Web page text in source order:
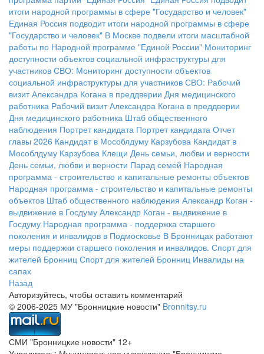
итоги народной программы в сфере "Государство и человек"
Единая Россия подводит итоги народной программы в сфере
"Государство и человек" В Москве подвели итоги масштабной
работы по Народной программе "Единой России" Мониторинг
доступности объектов социальной инфраструктуры для
участников СВО: Мониторинг доступности объектов
социальной инфраструктуры для участников СВО: Рабочий
визит Александра Когана в преддверии Дня медицинского
работника Рабочий визит Александра Когана в преддверии
Дня медицинского работника Штаб общественного
наблюдения Портрет кандидата Портрет кандидата Отчет
главы 2026 Кандидат в Мособлдуму Карзубова Кандидат в
Мособлдуму Карзубова Клещи День семьи, любви и верности
День семьи, любви и верности Парад семей Народная
программа - строительство и капитальные ремонты объектов
Народная программа - строительство и капитальные ремонты
объектов Штаб общественного наблюдения Александр Коган -
выдвижение в Госдуму Александр Коган - выдвижение в
Госдуму Народная программа - поддержка старшего
поколения и инвалидов в Подмосковье В Бронницах работают
меры поддержки старшего поколения и инвалидов. Спорт для
жителей Бронниц Спорт для жителей Бронниц Инвалиды на
сапах
Назад
Авторизуйтесь, чтобы оставить комментарий
© 2006-2025 МУ "Бронницкие новости" Bronnitsy.ru
СМИ "Бронницкие новости" 12+